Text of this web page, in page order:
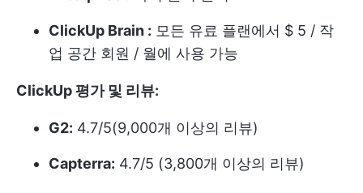
ClickUp Brain : 모든 유료 플랜에서 $ 5 / 작
업 공간 회원 / 월에 사용 가능
ClickUp 평가 및 리뷰:
G2: 4.7/5(9,000개 이상의 리뷰)
Capterra: 4.7/5 (3,800개 이상의 리뷰)